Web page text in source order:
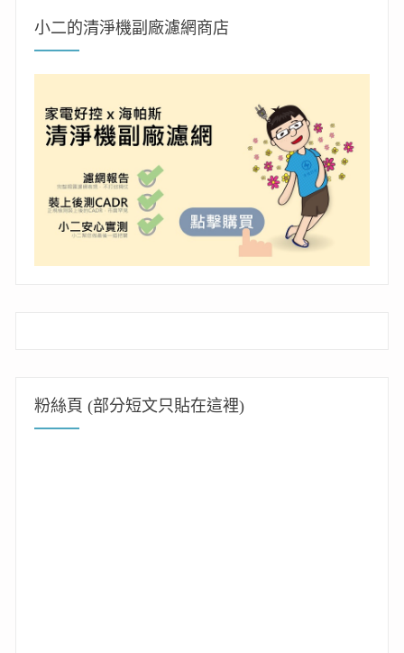
小二的清淨機副廠濾網商店
粉絲頁 (部分短文只貼在這裡)